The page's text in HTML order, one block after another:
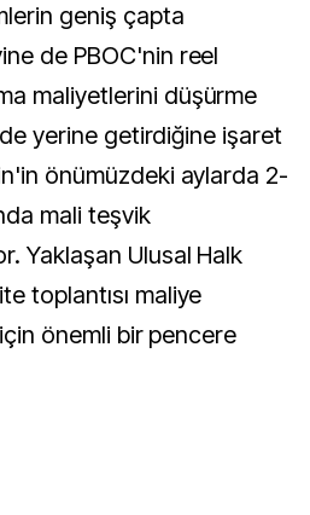
geniş çapta
de PBOC'nin reel
maliyetlerini düşürme
yerine getirdiğine işaret
önümüzdeki aylarda 2-
mali teşvik
Yaklaşan Ulusal Halk
toplantısı maliye
önemli bir pencere